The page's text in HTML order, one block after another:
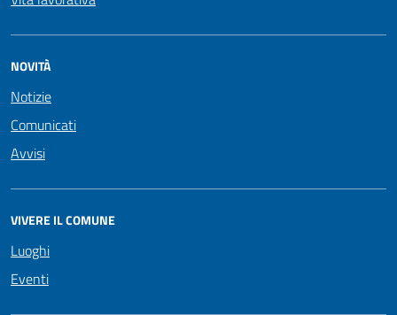
NOVITÀ
Notizie
Comunicati
Avvisi
VIVERE IL COMUNE
Luoghi
Eventi